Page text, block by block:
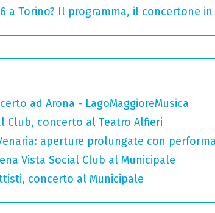
a Torino? Il programma, il concertone
ad Arona - LagoMaggioreMusica
Club, concerto al Teatro Alfieri
aperture prolungate con
Vista Social Club al Municipale
concerto al Municipale